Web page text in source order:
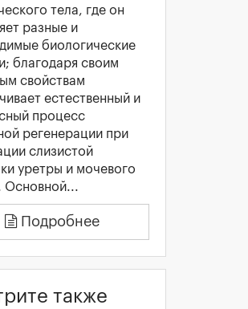
тела, где он
разные и
биологические
благодаря своим
свойствам
естественный и
процесс
регенерации при
слизистой
уретры и мочевого
Основной...
Подробнее
также